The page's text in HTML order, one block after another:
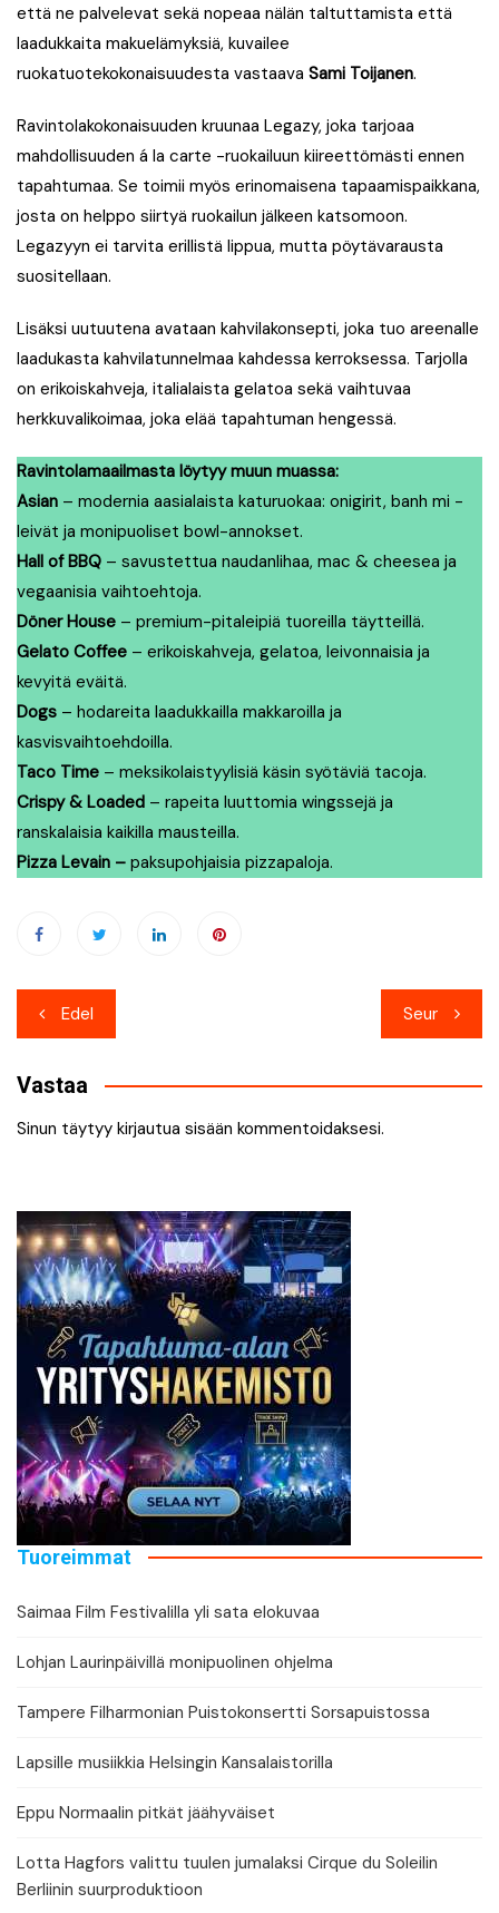
että ne palvelevat sekä nopeaa nälän taltuttamista että
laadukkaita makuelämyksiä, kuvailee
ruokatuotekokonaisuudesta vastaava Sami Toijanen.
Ravintolakokonaisuuden kruunaa Legazy, joka tarjoaa
mahdollisuuden á la carte -ruokailuun kiireettömästi ennen
tapahtumaa. Se toimii myös erinomaisena tapaamispaikkana,
josta on helppo siirtyä ruokailun jälkeen katsomoon.
Legazyyn ei tarvita erillistä lippua, mutta pöytävarausta
suositellaan.
Lisäksi uutuutena avataan kahvilakonsepti, joka tuo areenalle
laadukasta kahvilatunnelmaa kahdessa kerroksessa. Tarjolla
on erikoiskahveja, italialaista gelatoa sekä vaihtuvaa
herkkuvalikoimaa, joka elää tapahtuman hengessä.
Ravintolamaailmasta löytyy muun muassa:
Asian – modernia aasialaista katuruokaa: onigirit, banh mi -
leivät ja monipuoliset bowl-annokset.
Hall of BBQ – savustettua naudanlihaa, mac & cheesea ja
vegaanisia vaihtoehtoja.
Döner House – premium-pitaleipiä tuoreilla täytteillä.
Gelato Coffee – erikoiskahveja, gelatoa, leivonnaisia ja
kevyitä eväitä.
Dogs – hodareita laadukkailla makkaroilla ja
kasvisvaihtoehdoilla.
Taco Time – meksikolaistyylisiä käsin syötäviä tacoja.
Crispy & Loaded – rapeita luuttomia wingssejä ja
ranskalaisia kaikilla mausteilla.
Pizza Levain – paksupohjaisia pizzapaloja.
Artikkelien
selaus
Edel Seur
Vastaa
Sinun täytyy kirjautua sisään kommentoidaksesi.
Tuoreimmat
Saimaa Film Festivalilla yli sata elokuvaa
Lohjan Laurinpäivillä monipuolinen ohjelma
Tampere Filharmonian Puistokonsertti Sorsapuistossa
Lapsille musiikkia Helsingin Kansalaistorilla
Eppu Normaalin pitkät jäähyväiset
Lotta Hagfors valittu tuulen jumalaksi Cirque du Soleilin
Berliinin suurproduktioon